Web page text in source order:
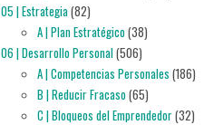
05 | Estrategia(82)
A | Plan Estratégico(38)
06 | Desarrollo Personal(506)
A | Competencias Personales (186)
B | Reducir Fracaso(65)
C | Bloqueos del Emprendedor(32)